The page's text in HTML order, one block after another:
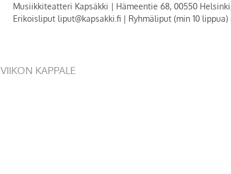
Musiikkiteatteri Kapsäkki | Hämeentie 68, 00550
Erikoisliput liput@kapsakki.fi | Ryhmäliput (min 10
VIIKON KAPPALE